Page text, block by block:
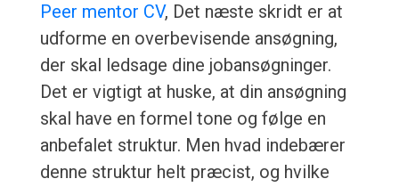
Peer mentor CV, Det næste skridt er at
udforme en overbevisende ansøgning,
der skal ledsage dine jobansøgninger.
Det er vigtigt at huske, at din ansøgning
skal have en formel tone og følge en
anbefalet struktur. Men hvad indebærer
denne struktur helt præcist, og hvilke